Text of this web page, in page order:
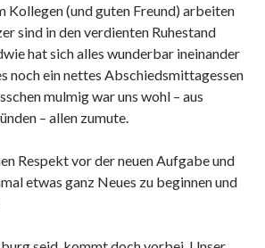
Kollegen (und guten Freund) arbeiten
sind in den verdienten Ruhestand
hat sich alles wunderbar ineinander
noch ein nettes Abschiedsmittagessen
mulmig war uns wohl – aus
– allen zumute.
Respekt vor der neuen Aufgabe und
etwas ganz Neues zu beginnen und